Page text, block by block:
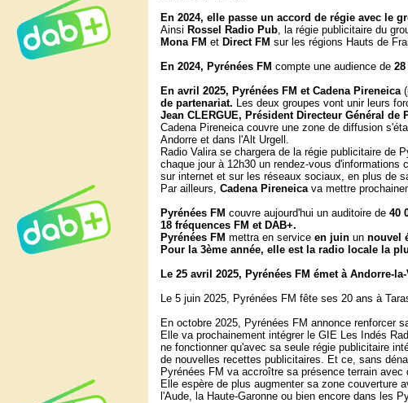
En 2024, elle passe un accord de régie avec le
Ainsi Rossel Radio Pub, la régie publicitaire du
Mona FM et Direct FM sur les régions Hauts de
En 2024, Pyrénées FM compte une audience de
En avril 2025, Pyrénées FM et Cadena Pireneica
de partenariat. Les deux groupes vont unir leurs
Jean CLERGUE, Président Directeur Général de
Cadena Pireneica couvre une zone de diffusion
Andorre et dans l'Alt Urgell.
Radio Valira se chargera de la régie publicitaire de
chaque jour à 12h30 un rendez-vous d'informations
sur internet et sur les réseaux sociaux, en plus de
Par ailleurs, Cadena Pireneicava mettre
Pyrénées FM couvre aujourd'hui un auditoire de 40
18 fréquences FM et DAB+.
Pyrénées FM mettra en service en juin un nouvel
Pour la 3ème année, elle est la radio locale la
Le 25 avril 2025, Pyrénées FM émet à Andorre-
Le 5 juin 2025, Pyrénées FM fête ses 20 ans à
En octobre 2025, Pyrénées FM annonce renforcer
Elle va prochainement intégrer le GIE Les Indés
ne fonctionner qu'avec sa seule régie publicitaire
de nouvelles recettes publicitaires. Et ce, sans
Pyrénées FM va accroître sa présence terrain
Elle espère de plus augmenter sa zone couverture
l'Aude, la Haute-Garonne ou bien encore dans les